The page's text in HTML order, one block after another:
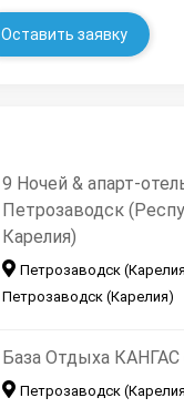
Оставить заявку
9 Ночей & апарт-
Петрозаводск
Карелия)
Петрозаводск
Петрозаводск (Карелия)
База Отдыха КАНГАС
Петрозаводск